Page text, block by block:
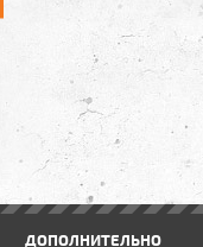
ДОПОЛНИТЕЛЬНО